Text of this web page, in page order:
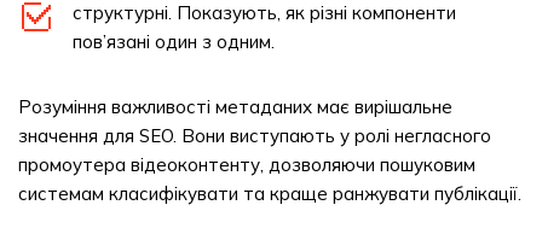
структурні. Показують, як різні компоненти
пов’язані один з одним.
Розуміння важливості метаданих має вирішальне
значення для SEO. Вони виступають у ролі негласного
промоутера відеоконтенту, дозволяючи пошуковим
системам класифікувати та краще ранжувати публікації.